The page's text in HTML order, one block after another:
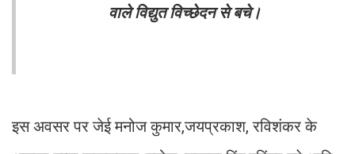
वाले विद्युत विच्छेदन से बचे।
इस अवसर पर जेई मनोज कुमार,जयप्रकाश, रविशंकर के